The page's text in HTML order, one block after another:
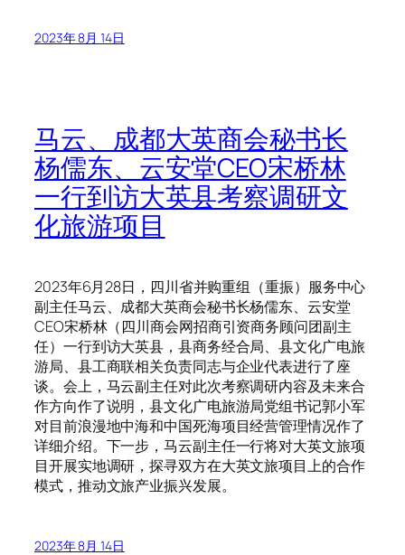
2023年 8月 14日
马云、成都大英商会秘书长
杨儒东、云安堂CEO宋桥林
一行到访大英县考察调研文
化旅游项目
2023年6月28日，四川省并购重组（重振）服务中心
副主任马云、成都大英商会秘书长杨儒东、云安堂
CEO宋桥林（四川商会网招商引资商务顾问团副主
任）一行到访大英县，县商务经合局、县文化广电旅
游局、县工商联相关负责同志与企业代表进行了座
谈。会上，马云副主任对此次考察调研内容及未来合
作方向作了说明，县文化广电旅游局党组书记郭小军
对目前浪漫地中海和中国死海项目经营管理情况作了
详细介绍。下一步，马云副主任一行将对大英文旅项
目开展实地调研，探寻双方在大英文旅项目上的合作
模式，推动文旅产业振兴发展。
2023年 8月 14日